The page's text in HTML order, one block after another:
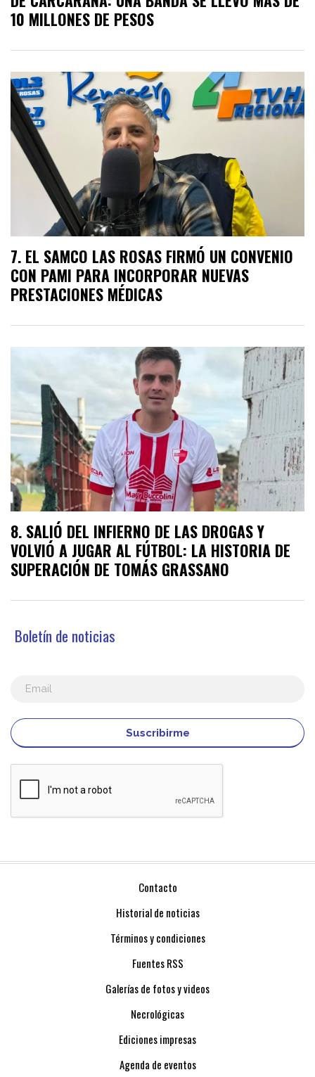
10 MILLONES DE PESOS
EL SAMCO LAS ROSAS FIRMÓ UN CONVENIO
CON PAMI PARA INCORPORAR NUEVAS
PRESTACIONES MÉDICAS
SALIÓ DEL INFIERNO DE LAS DROGAS Y
VOLVIÓ A JUGAR AL FÚTBOL: LA HISTORIA DE
SUPERACIÓN DE TOMÁS GRASSANO
Boletín de noticias
Suscribirme
Contacto
Historial de noticias
Términos y condiciones
Fuentes RSS
Galerías de fotos y videos
Necrológicas
Ediciones impresas
Agenda de eventos